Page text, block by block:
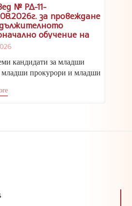
№ РД-11-
за провеждане
обучение на
за младши
младши прокурори и
следователи, випуск
г.
кандидати за младши
младши прокурори и младши
на учебната година...